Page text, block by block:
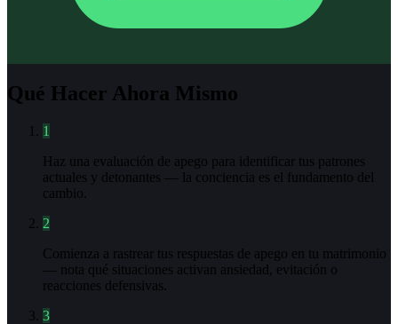
Qué Hacer Ahora Mismo
1
Haz una evaluación de apego para identificar tus patrones
actuales y detonantes — la conciencia es el fundamento del
cambio.
2
Comienza a rastrear tus respuestas de apego en tu matrimonio
— nota qué situaciones activan ansiedad, evitación o
reacciones defensivas.
3